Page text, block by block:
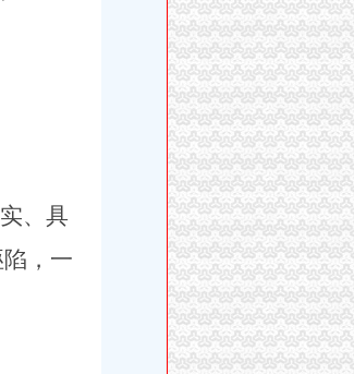
、具
，一